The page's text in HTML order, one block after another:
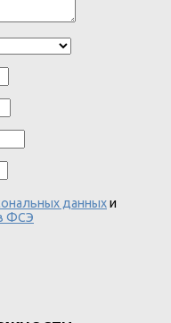
данныхи
ФСЭ